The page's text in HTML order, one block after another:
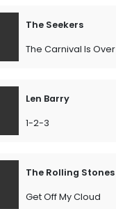
The Seekers
The Carnival Is Over
Len Barry
1-2-3
The Rolling Stones
Get Off My Cloud